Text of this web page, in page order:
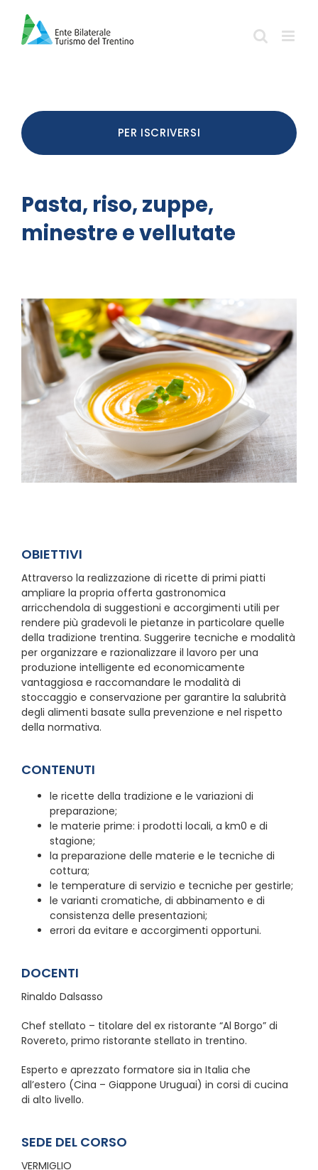
contenuto
PER ISCRIVERSI
Pasta, riso, zuppe,
minestre e vellutate
OBIETTIVI
Attraverso la realizzazione di ricette di primi piatti
ampliare la propria offerta gastronomica
arricchendola di suggestioni e accorgimenti utili per
rendere più gradevoli le pietanze in particolare quelle
della tradizione trentina. Suggerire tecniche e modalità
per organizzare e razionalizzare il lavoro per una
produzione intelligente ed economicamente
vantaggiosa e raccomandare le modalità di
stoccaggio e conservazione per garantire la salubrità
degli alimenti basate sulla prevenzione e nel rispetto
della normativa.
CONTENUTI
le ricette della tradizione e le variazioni di
preparazione;
le materie prime: i prodotti locali, a km0 e di
stagione;
la preparazione delle materie e le tecniche di
cottura;
le temperature di servizio e tecniche per gestirle;
le varianti cromatiche, di abbinamento e di
consistenza delle presentazioni;
errori da evitare e accorgimenti opportuni.
DOCENTI
Rinaldo Dalsasso
Chef stellato – titolare del ex ristorante “Al Borgo” di
Rovereto, primo ristorante stellato in trentino.
Esperto e aprezzato formatore sia in Italia che
all’estero (Cina – Giappone Uruguai) in corsi di cucina
di alto livello.
SEDE DEL CORSO
VERMIGLIO